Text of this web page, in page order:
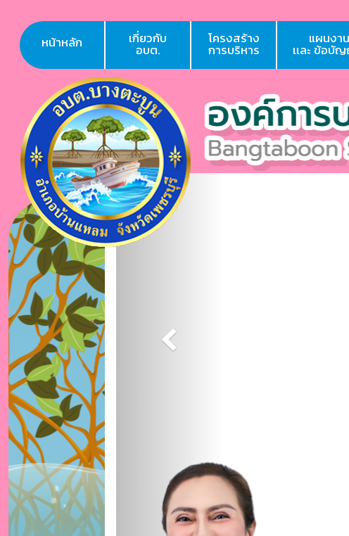
หน้าหลัก เกี่ยวกับ
อบต.
โครงสร้าง
การบริหาร
แผนงาน
เเละ ข้อบั